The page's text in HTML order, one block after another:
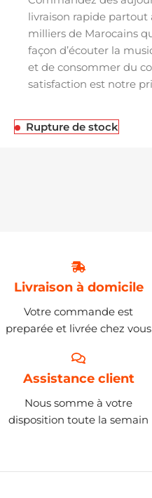
livraison rapide partout
milliers de Marocains
façon d’écouter la
et de consommer du
satisfaction est notre
Rupture de stock
Livraison à domicile
Votre commande est
preparée et livrée chez vous
Assistance client
Nous somme à votre
disposition toute la semain